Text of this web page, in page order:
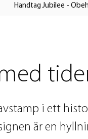
Handtag Jubilee -
i ett
är en